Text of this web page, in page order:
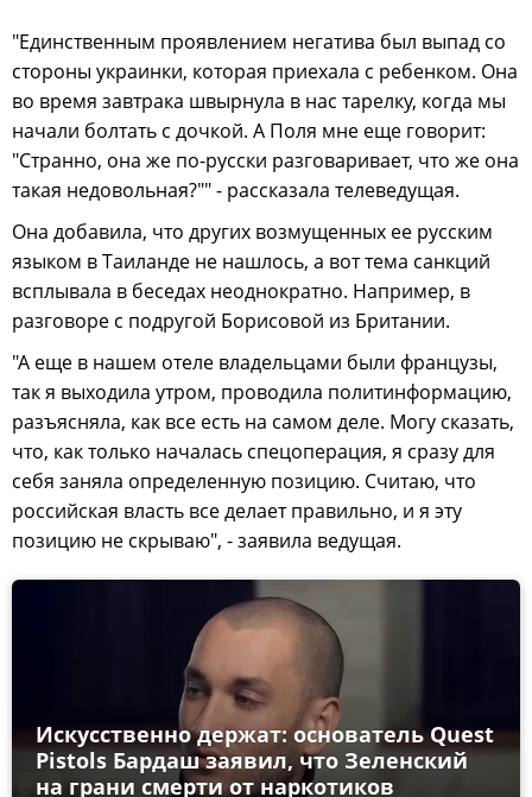
"Единственным проявлением негатива был выпад со
стороны украинки, которая приехала с ребенком. Она
во время завтрака швырнула в нас тарелку, когда мы
начали болтать с дочкой. А Поля мне еще говорит:
"Странно, она же по-русски разговаривает, что же она
такая недовольная?"" - рассказала телеведущая.
Она добавила, что других возмущенных ее русским
языком в Таиланде не нашлось, а вот тема санкций
всплывала в беседах неоднократно. Например, в
разговоре с подругой Борисовой из Британии.
"А еще в нашем отеле владельцами были французы,
так я выходила утром, проводила политинформацию,
разъясняла, как все есть на самом деле. Могу сказать,
что, как только началась спецоперация, я сразу для
себя заняла определенную позицию. Считаю, что
российская власть все делает правильно, и я эту
позицию не скрываю", - заявила ведущая.
Искусственно держат: основатель Quest
Pistols Бардаш заявил, что Зеленский
на грани смерти от наркотиков